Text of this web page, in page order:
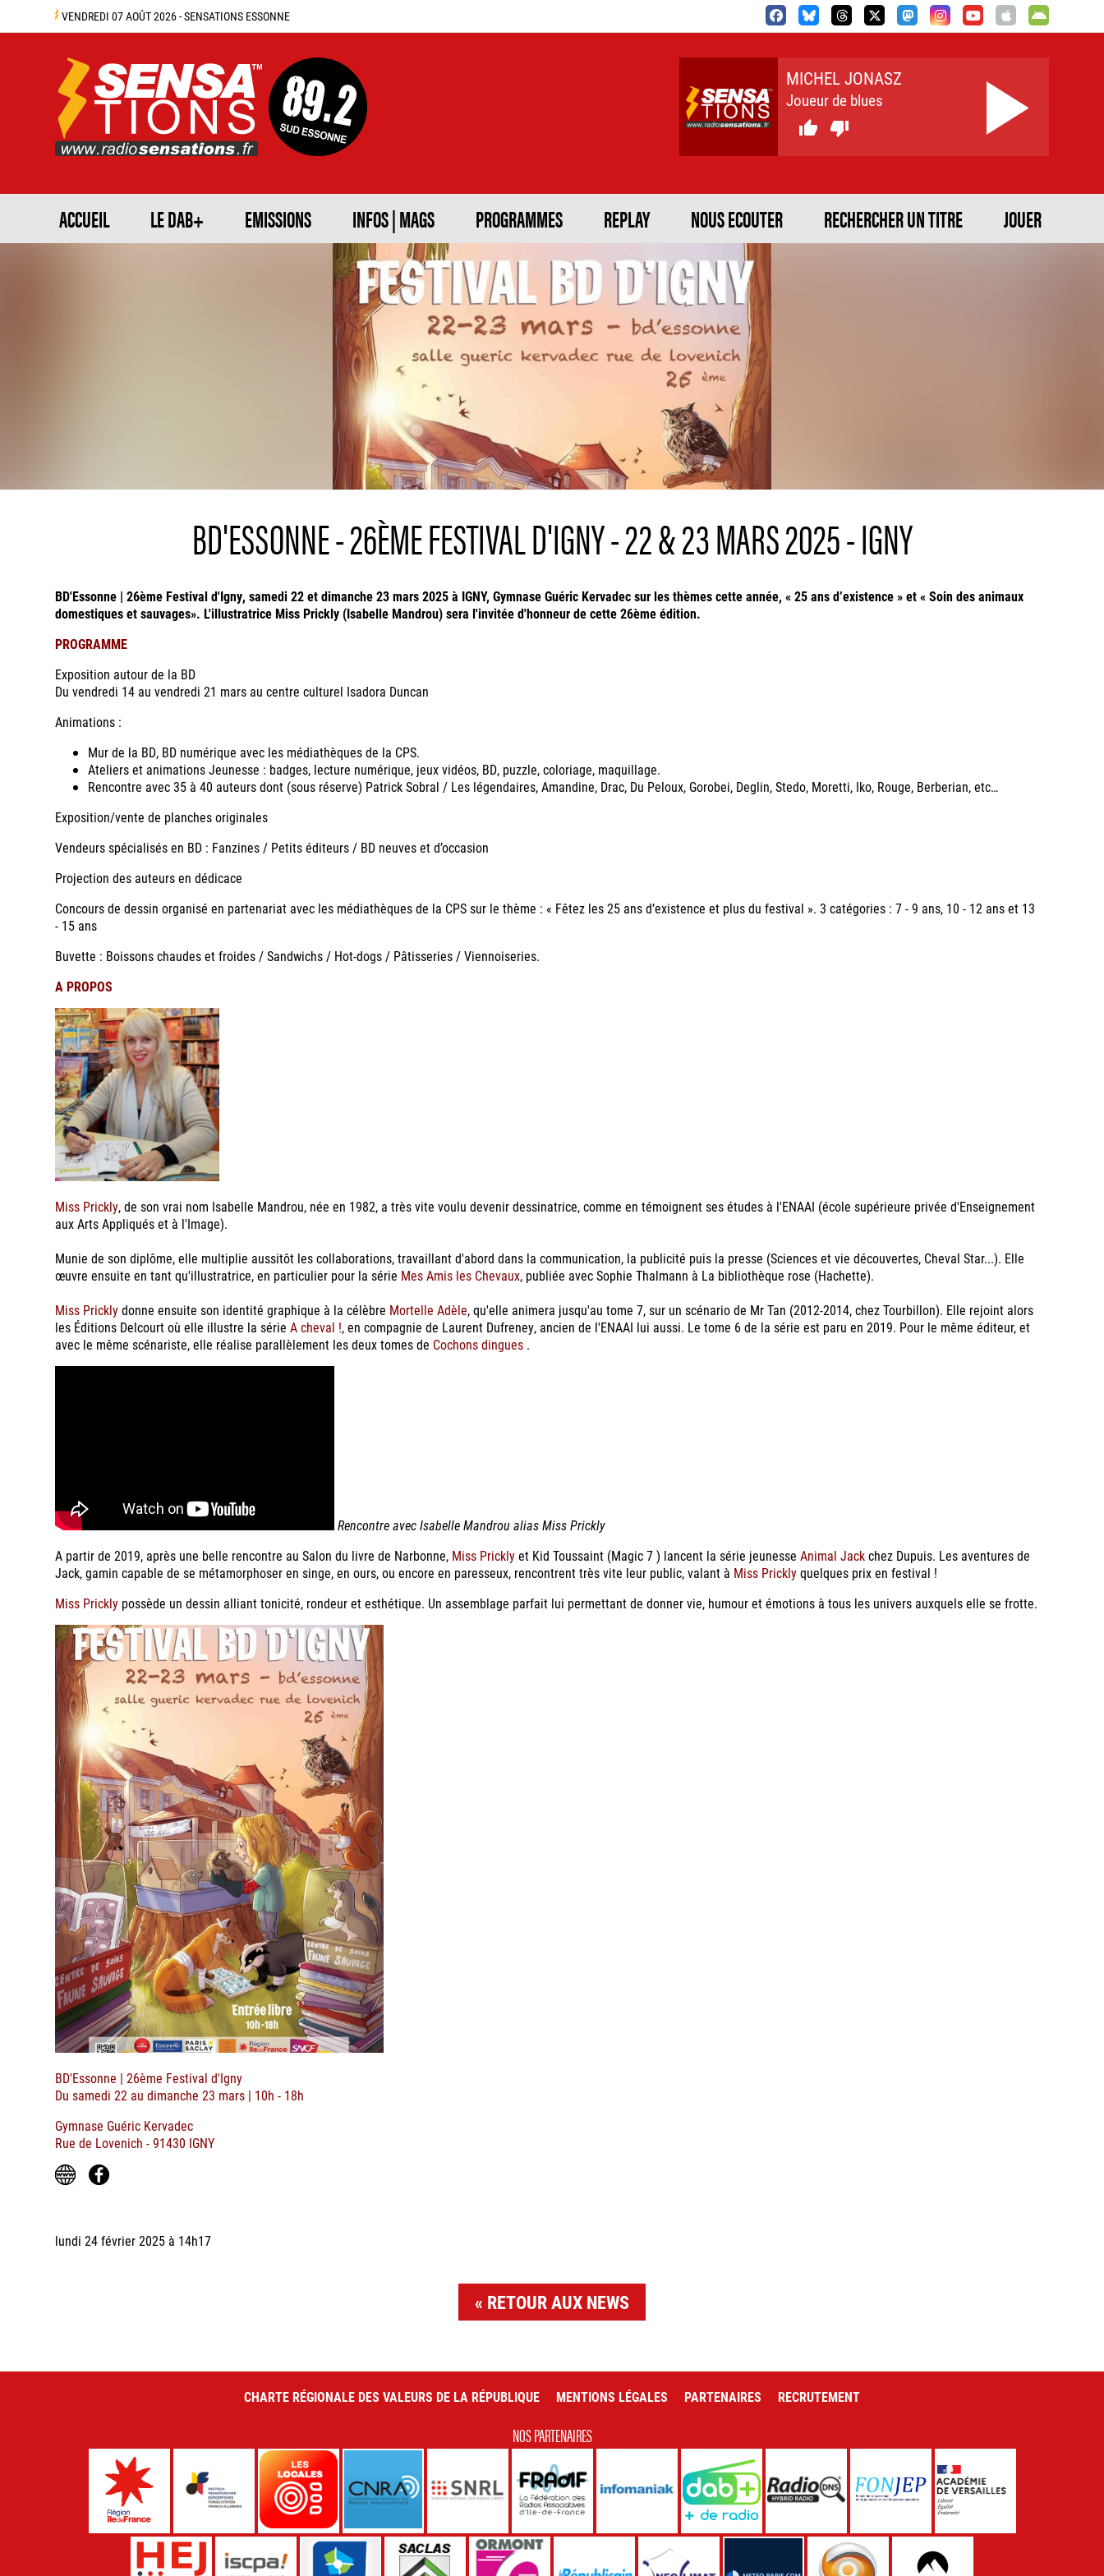
VENDREDI 07 AOÛT 2026 - SENSATIONS ESSONNE
MICHEL JONASZ
Joueur de blues
 
ACCUEIL LE DAB+ EMISSIONS INFOS | MAGS PROGRAMMES REPLAY NOUS ECOUTER RECHERCHER UN TITRE JOUER
BD'ESSONNE - 26ÈME FESTIVAL D'IGNY - 22 & 23 MARS 2025 - IGNY
BD'Essonne | 26ème Festival d'Igny, samedi 22 et dimanche 23 mars 2025 à IGNY, Gymnase Guéric Kervadec sur les thèmes cette année, « 25 ans d’existence » et « Soin des animaux
domestiques et sauvages». L'illustratrice Miss Prickly (Isabelle Mandrou) sera l'invitée d'honneur de cette 26ème édition.
PROGRAMME
Exposition autour de la BD
Du vendredi 14 au vendredi 21 mars au centre culturel Isadora Duncan
Animations :
Mur de la BD, BD numérique avec les médiathèques de la CPS.
Ateliers et animations Jeunesse : badges, lecture numérique, jeux vidéos, BD, puzzle, coloriage, maquillage.
Rencontre avec 35 à 40 auteurs dont (sous réserve) Patrick Sobral / Les légendaires, Amandine, Drac, Du Peloux, Gorobei, Deglin, Stedo, Moretti, Iko, Rouge, Berberian, etc…
Exposition/vente de planches originales
Vendeurs spécialisés en BD : Fanzines / Petits éditeurs / BD neuves et d’occasion
Projection des auteurs en dédicace
Concours de dessin organisé en partenariat avec les médiathèques de la CPS sur le thème : « Fêtez les 25 ans d’existence et plus du festival ». 3 catégories : 7 - 9 ans, 10 - 12 ans et 13
- 15 ans
Buvette : Boissons chaudes et froides / Sandwichs / Hot-dogs / Pâtisseries / Viennoiseries.
A PROPOS
Miss Prickly, de son vrai nom Isabelle Mandrou, née en 1982, a très vite voulu devenir dessinatrice, comme en témoignent ses études à l'ENAAI (école supérieure privée d'Enseignement
aux Arts Appliqués et à l'Image).
Munie de son diplôme, elle multiplie aussitôt les collaborations, travaillant d'abord dans la communication, la publicité puis la presse (Sciences et vie découvertes, Cheval Star...). Elle
œuvre ensuite en tant qu'illustratrice, en particulier pour la série Mes Amis les Chevaux, publiée avec Sophie Thalmann à La bibliothèque rose (Hachette).
Miss Pricklydonne ensuite son identité graphique à la célèbre Mortelle Adèle, qu'elle animera jusqu'au tome 7, sur un scénario de Mr Tan (2012-2014, chez Tourbillon). Elle rejoint alors
les Éditions Delcourt où elle illustre la série A cheval !, en compagnie de Laurent Dufreney, ancien de l'ENAAI lui aussi. Le tome 6 de la série est paru en 2019. Pour le même éditeur, et
avec le même scénariste, elle réalise parallèlement les deux tomes de Cochons dingues .
Rencontre avec Isabelle Mandrou alias Miss Prickly
A partir de 2019, après une belle rencontre au Salon du livre de Narbonne, Miss Pricklyet Kid Toussaint (Magic 7 ) lancent la série jeunesse Animal Jackchez Dupuis. Les aventures de
Jack, gamin capable de se métamorphoser en singe, en ours, ou encore en paresseux, rencontrent très vite leur public, valant à Miss Pricklyquelques prix en festival !
Miss Prickly possède un dessin alliant tonicité, rondeur et esthétique. Un assemblage parfait lui permettant de donner vie, humour et émotions à tous les univers auxquels elle se frotte.
BD'Essonne | 26ème Festival d'Igny
Du samedi 22 au dimanche 23 mars | 10h - 18h
Gymnase Guéric Kervadec
Rue de Lovenich - 91430 IGNY
lundi 24 février 2025 à 14h17
RETOUR AUX NEWS
CHARTE RÉGIONALE DES VALEURS DE LA RÉPUBLIQUE MENTIONS LÉGALES PARTENAIRES RECRUTEMENT
NOS PARTENAIRES